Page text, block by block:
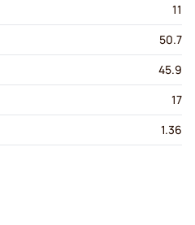
11
50.7
45.9
17
1.36